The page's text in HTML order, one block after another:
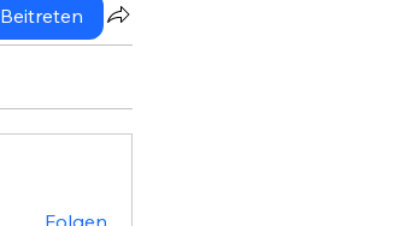
Beitreten
Folgen